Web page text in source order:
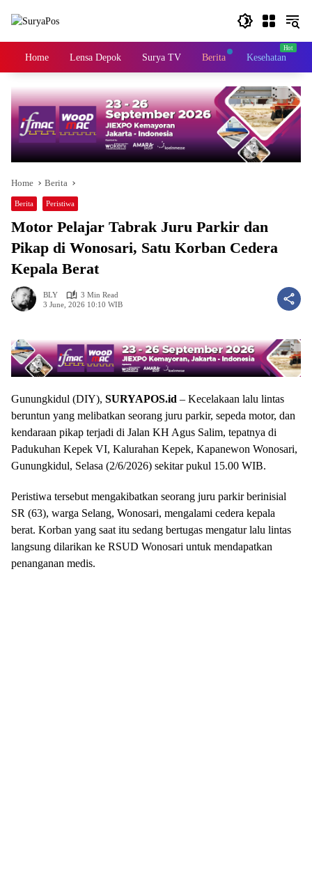
Home Lensa Depok Surya TV Berita Kesehatan
Home Berita
Berita Peristiwa
Motor Pelajar Tabrak Juru Parkir dan
Pikap di Wonosari, Satu Korban Cedera
Kepala Berat
BLY
3 Min Read
3 June, 2026 10:10 WIB
Gunungkidul (DIY), SURYAPOS.id – Kecelakaan lalu lintas
beruntun yang melibatkan seorang juru parkir, sepeda motor, dan
kendaraan pikap terjadi di Jalan KH Agus Salim, tepatnya di
Padukuhan Kepek VI, Kalurahan Kepek, Kapanewon Wonosari,
Gunungkidul, Selasa (2/6/2026) sekitar pukul 15.00 WIB.
Peristiwa tersebut mengakibatkan seorang juru parkir berinisial
SR (63), warga Selang, Wonosari, mengalami cedera kepala
berat. Korban yang saat itu sedang bertugas mengatur lalu lintas
langsung dilarikan ke RSUD Wonosari untuk mendapatkan
penanganan medis.